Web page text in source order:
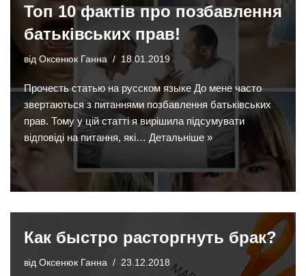
Топ 10 фактів про позбавлення
батьківських прав!
від Оксенюк Ганна 18.01.2019
Прочесть статью на русском языке До мене часто
звертаються з питаннями позбавлення батьківських
прав. Тому у цій статті я вирішила підсумувати
відповіді на питання, які… Детальніше »
Как быстро расторгнуть брак?
від Оксенюк Ганна 23.12.2018